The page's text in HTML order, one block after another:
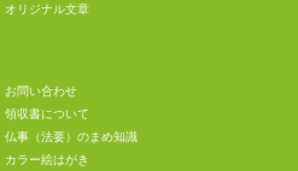
オリジナル文章
お問い合わせ
領収書について
仏事（法要）のまめ知識
カラー絵はがき